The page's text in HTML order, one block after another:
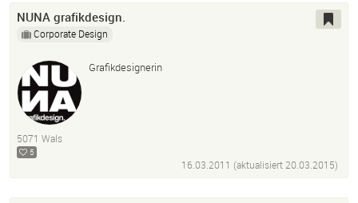
NUNA grafikdesign.
Corporate Design
Grafikdesignerin
5071 Wals
5
16.03.2011 (aktualisiert20.03.2015)